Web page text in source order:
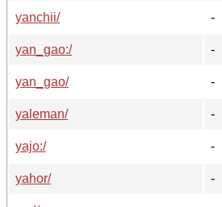
yanchii/
-
yan_gao:/
-
yan_gao/
-
yaleman/
-
yajo:/
-
yahor/
-